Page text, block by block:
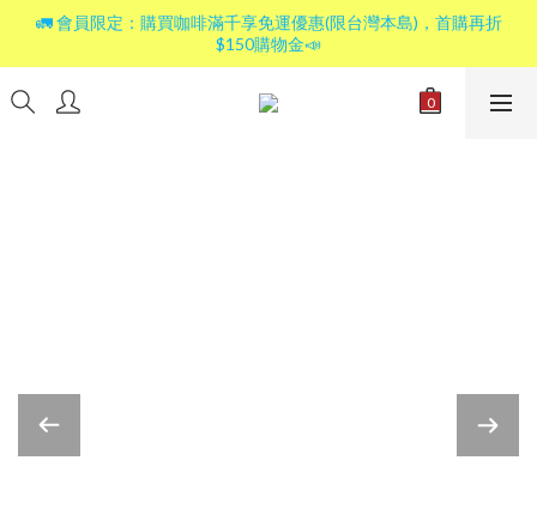
🚛 會員限定：購買咖啡滿千享免運優惠(限台灣本島)，首購再折
$150購物金📣